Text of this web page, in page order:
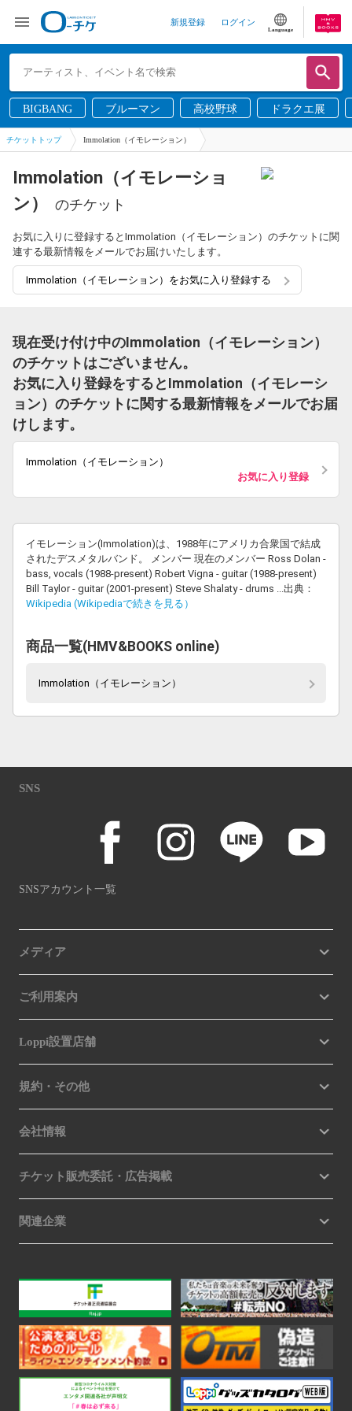
新規登録 ログイン
Language
BIGBANG ブルーマン 高校野球 ドラクエ展
チケットトップ Immolation（イモレーション）
Immolation（イモレーショ
ン）
のチケット
お気に入りに登録するとImmolation（イモレーション）のチケットに関
連する最新情報をメールでお届けいたします。
Immolation（イモレーション）をお気に入り登録する
現在受け付け中のImmolation（イモレーション）
のチケットはございません。
お気に入り登録をするとImmolation（イモレーシ
ョン）のチケットに関する最新情報をメールでお届
けします。
Immolation（イモレーション）
お気に入り登録
イモレーション(Immolation)は、1988年にアメリカ合衆国で結成
されたデスメタルバンド。 メンバー 現在のメンバー Ross Dolan -
bass, vocals (1988-present) Robert Vigna - guitar (1988-present)
Bill Taylor - guitar (2001-present) Steve Shalaty - drums ...出典：
Wikipedia (Wikipediaで続きを見る）
商品一覧(HMV&BOOKS online)
Immolation（イモレーション）
SNS
SNSアカウント一覧
メディア
ご利用案内
Loppi設置店舗
規約・その他
会社情報
チケット販売委託・広告掲載
関連企業